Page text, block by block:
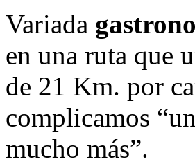
Variada
en una ruta que
de 21 Km. por
complicamos
mucho más”.